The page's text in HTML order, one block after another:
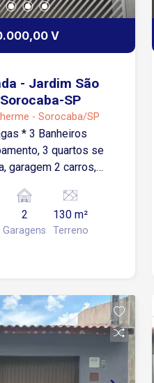
você ama. O
que você e
qualidade de
valorizada de
V
SP
- Sorocaba/SP
* 3 Banheiros
3 quartos se
garagem 2 carros,
depósito, escritório,
elétrica, câmera,
2
Garagens
130 m²
Terreno